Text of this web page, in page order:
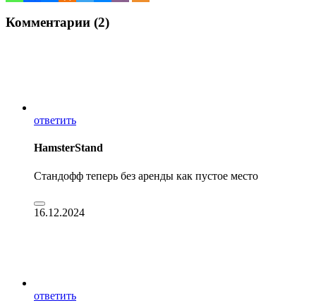
Комментарии (2)
ответить
HamsterStand
Стандофф теперь без аренды как пустое место
16.12.2024
ответить